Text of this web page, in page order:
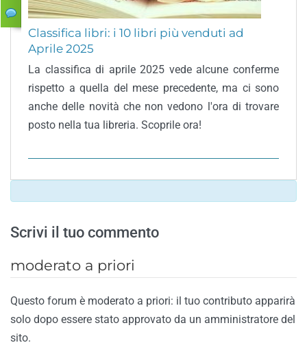
Classifica libri: i 10 libri più venduti ad
Aprile 2025
La classifica di aprile 2025 vede alcune conferme
rispetto a quella del mese precedente, ma ci sono
anche delle novità che non vedono l'ora di trovare
posto nella tua libreria. Scoprile ora!
Scrivi il tuo commento
moderato a priori
Questo forum è moderato a priori: il tuo contributo apparirà
solo dopo essere stato approvato da un amministratore del
sito.